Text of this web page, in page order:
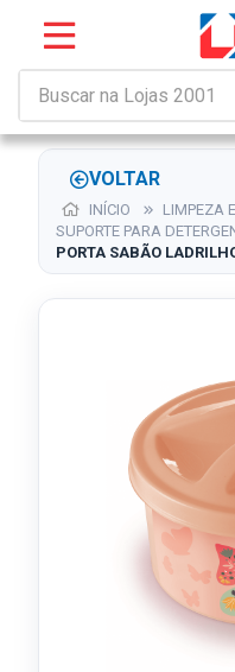
VOLTAR
INÍCIO
LIMPEZA
SUPORTE PARA
PORTA SABÃO